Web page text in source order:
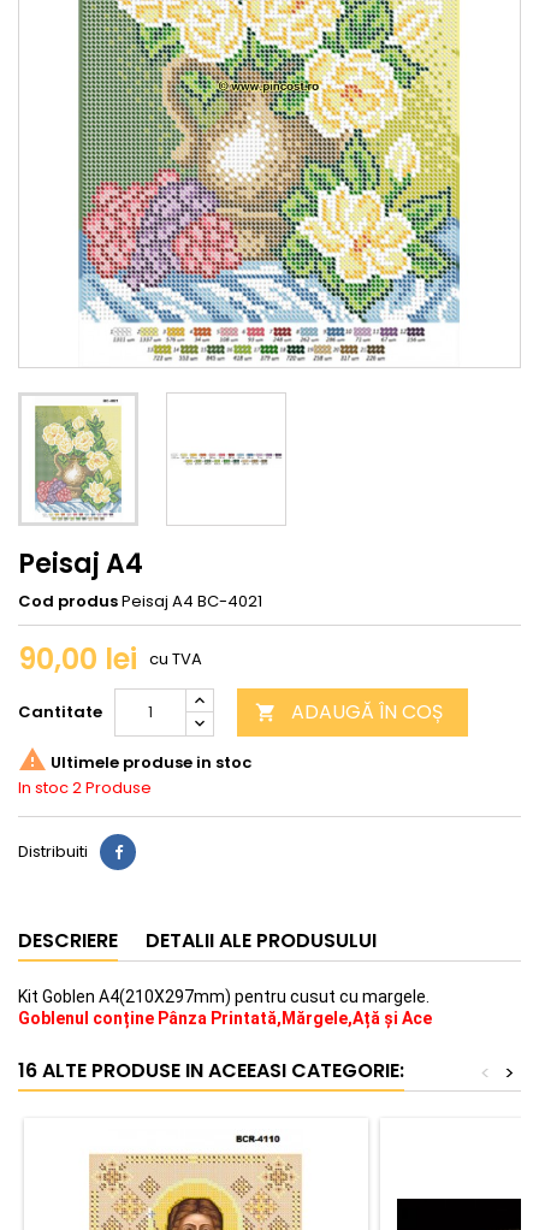
Peisaj A4
Cod produsPeisaj A4 BC-4021
90,00 lei cu TVA
Cantitate  ADAUGĂ ÎN COȘ
 Ultimele produse in stoc
In stoc2 Produse
Distribuiti
DESCRIERE DETALII ALE PRODUSULUI
Kit Goblen A4(210X297mm) pentru cusut cu margele.
Goblenul conține Pânza Printată,Mărgele,Ață și Ace
16 ALTE PRODUSE IN ACEEASI CATEGORIE: >
<